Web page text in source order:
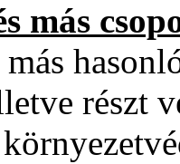
más
részt